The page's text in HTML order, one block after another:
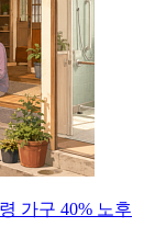
가구 40% 노후